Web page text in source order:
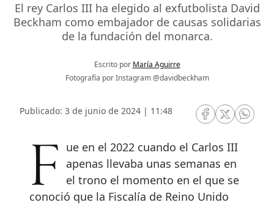
El rey Carlos III ha elegido al exfutbolista David
Beckham como embajador de causas solidarias
de la fundación del monarca.
Escrito por María Aguirre
Fotografía por Instagram @davidbeckham
Publicado: 3 de junio de 2024 | 11:48
RRSS Facebook
RRSSRRSS
Fue en el 2022 cuando el Carlos III apenas llevaba unas semanas en
el trono el momento en el que se
conoció que la Fiscalía de Reino Unido